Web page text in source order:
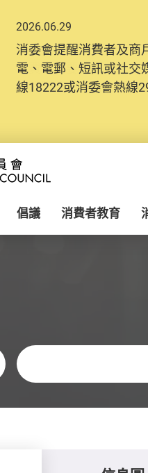
2026.06.29
消委會提醒消費者及商
電、電郵、短訊或社交
線18222或消委會熱線
2025.10.31
為提升使用者體驗及
消費者需要提供基本
紀錄將清晰整合於帳戶
倡議 消費者教育
關鍵字